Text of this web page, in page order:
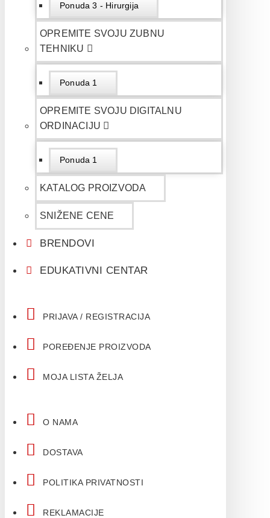
Ponuda 3 - Hirurgija
OPREMITE SVOJU ZUBNU
TEHNIKU
Ponuda 1
OPREMITE SVOJU DIGITALNU
ORDINACIJU
Ponuda 1
KATALOG PROIZVODA
SNIŽENE CENE
BRENDOVI
EDUKATIVNI CENTAR
PRIJAVA / REGISTRACIJA
POREĐENJE PROIZVODA
MOJA LISTA ŽELJA
O NAMA
DOSTAVA
POLITIKA PRIVATNOSTI
REKLAMACIJE